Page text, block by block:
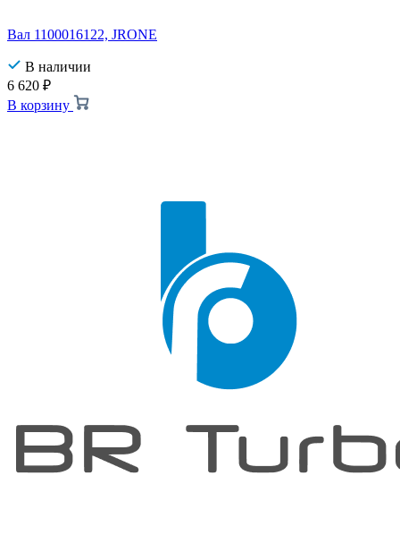
Вал 1100016122, JRONE
В наличии
6 620 ₽
В корзину